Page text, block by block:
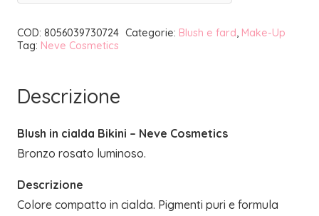
COD: 8056039730724 Categorie: Blush e fard, Make-Up
Tag: Neve Cosmetics
Descrizione
Blush in cialda Bikini – Neve Cosmetics
Bronzo rosato luminoso.
Descrizione
Colore compatto in cialda. Pigmenti puri e formula